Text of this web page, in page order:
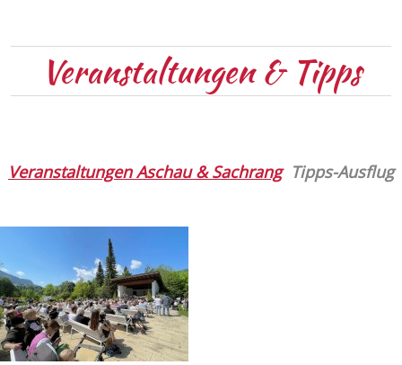
Veranstaltungen & Tipps
Veranstaltungen Aschau & Sachrang Tipps-Ausflug